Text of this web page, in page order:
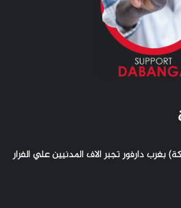
بغرب دارفور تجبر الاف المدنيين علي الفرار